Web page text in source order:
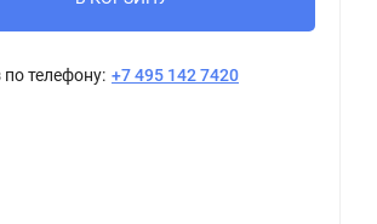
по телефону: +7 495 142 7420